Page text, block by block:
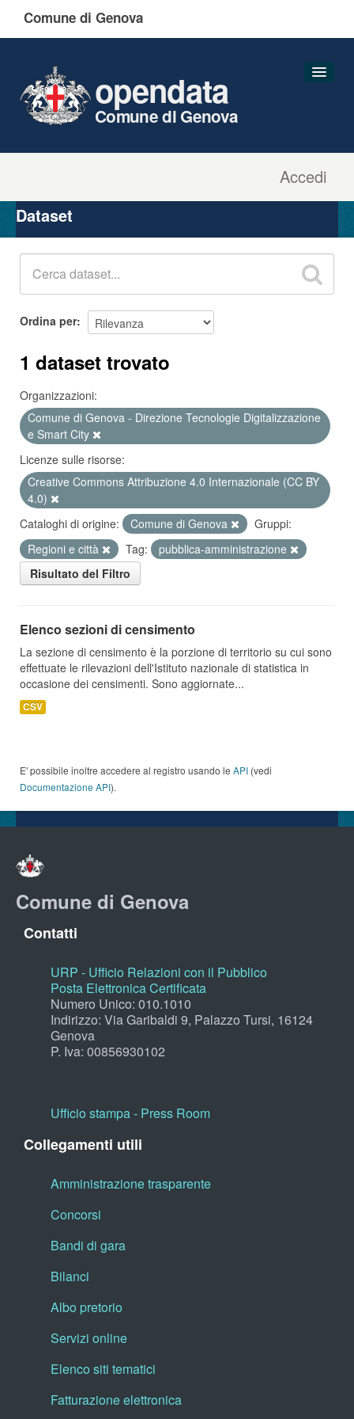
Comune di Genova
Accedi
opendata
Comune di Genova
Organizzazioni
Gruppi
Dataset
Ordina per
1 dataset trovato
Organizzazioni:
Comune di Genova - Direzione Tecnologie Digitalizzazione
e Smart City
Licenze sulle risorse:
Creative Commons Attribuzione 4.0 Internazionale (CC BY
4.0)
Cataloghi di origine:
Comune di Genova
Gruppi:
Regioni e città
Tag:
pubblica-amministrazione
Risultato del Filtro
Elenco sezioni di censimento
La sezione di censimento è la porzione di territorio su cui sono
effettuate le rilevazioni dell'Istituto nazionale di statistica in
occasione dei censimenti. Sono aggiornate...
CSV
E' possibile inoltre accedere al registro usando le API (vedi
Documentazione API).
Comune di Genova
Contatti
URP - Ufficio Relazioni con il Pubblico
Posta Elettronica Certificata
Numero Unico: 010.1010
Indirizzo: Via Garibaldi 9, Palazzo Tursi, 16124
Genova
P. Iva: 00856930102
Ufficio stampa - Press Room
Collegamenti utili
Amministrazione trasparente
Concorsi
Bandi di gara
Bilanci
Albo pretorio
Servizi online
Elenco siti tematici
Fatturazione elettronica